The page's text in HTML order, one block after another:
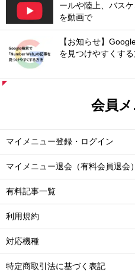
ールや陸上、バス
を動画で
【お知らせ】
を見つけやすくす
会員
マイメニュー登録・ログイン
マイメニュー退会（有料会員退会）
有料記事一覧
利用規約
対応機種
特定商取引法に基づく表記